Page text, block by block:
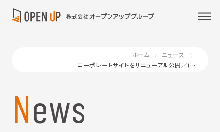
ホーム
ニュース
コーポレートサイトをリニューアル公開／(株)夢真
News